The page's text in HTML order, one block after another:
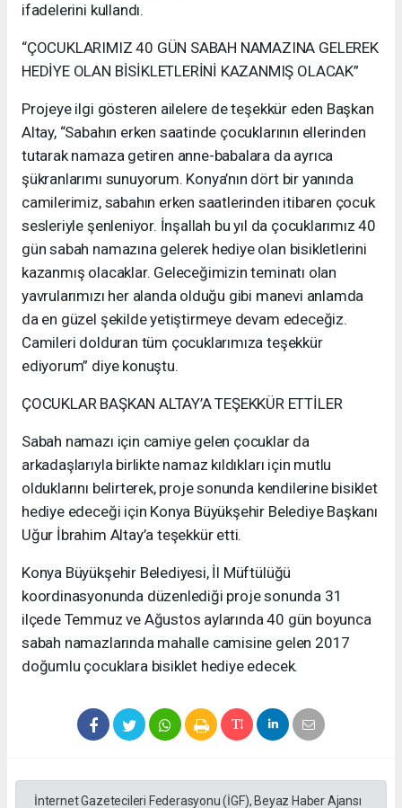
ifadelerini kullandı.
“ÇOCUKLARIMIZ 40 GÜN SABAH NAMAZINA GELEREK
HEDİYE OLAN BİSİKLETLERİNİ KAZANMIŞ OLACAK”
Projeye ilgi gösteren ailelere de teşekkür eden Başkan
Altay, “Sabahın erken saatinde çocuklarının ellerinden
tutarak namaza getiren anne-babalara da ayrıca
şükranlarımı sunuyorum. Konya’nın dört bir yanında
camilerimiz, sabahın erken saatlerinden itibaren çocuk
sesleriyle şenleniyor. İnşallah bu yıl da çocuklarımız 40
gün sabah namazına gelerek hediye olan bisikletlerini
kazanmış olacaklar. Geleceğimizin teminatı olan
yavrularımızı her alanda olduğu gibi manevi anlamda
da en güzel şekilde yetiştirmeye devam edeceğiz.
Camileri dolduran tüm çocuklarımıza teşekkür
ediyorum” diye konuştu.
ÇOCUKLAR BAŞKAN ALTAY’A TEŞEKKÜR ETTİLER
Sabah namazı için camiye gelen çocuklar da
arkadaşlarıyla birlikte namaz kıldıkları için mutlu
olduklarını belirterek, proje sonunda kendilerine bisiklet
hediye edeceği için Konya Büyükşehir Belediye Başkanı
Uğur İbrahim Altay’a teşekkür etti.
Konya Büyükşehir Belediyesi, İl Müftülüğü
koordinasyonunda düzenlediği proje sonunda 31
ilçede Temmuz ve Ağustos aylarında 40 gün boyunca
sabah namazlarında mahalle camisine gelen 2017
doğumlu çocuklara bisiklet hediye edecek.
İnternet Gazetecileri Federasyonu (İGF), Beyaz Haber Ajansı